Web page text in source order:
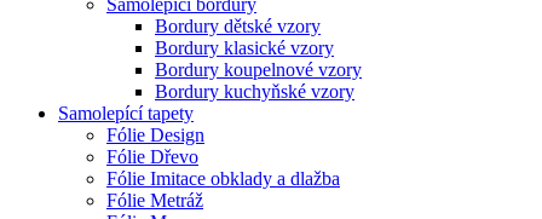
Bordury dětské vzory
Bordury klasické vzory
Bordury koupelnové vzory
Bordury kuchyňské vzory
Samolepící tapety
Fólie Design
Fólie Dřevo
Fólie Imitace obklady a dlažba
Fólie Metráž